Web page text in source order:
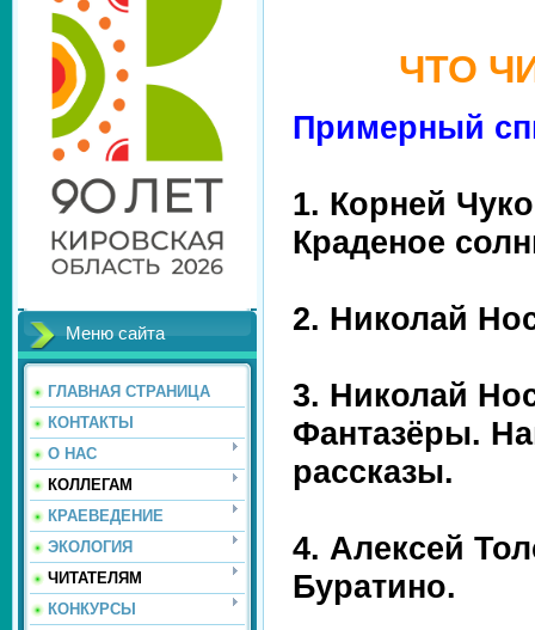
Меню сайта
ГЛАВНАЯ СТРАНИЦА
КОНТАКТЫ
О НАС
КОЛЛЕГАМ
КРАЕВЕДЕНИЕ
ЭКОЛОГИЯ
ЧИТАТЕЛЯМ
КОНКУРСЫ
ЧТО
Примерный
1. Корней
Краденое
2. Николай
3. Николай
Фантазёры.
рассказы.
4. Алексей
Буратино.